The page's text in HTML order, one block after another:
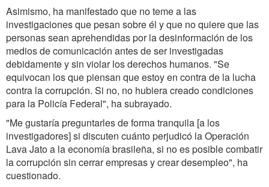
Asimismo, ha manifestado que no teme a las
investigaciones que pesan sobre él y que no quiere que las
personas sean aprehendidas por la desinformación de los
medios de comunicación antes de ser investigadas
debidamente y sin violar los derechos humanos. "Se
equivocan los que piensan que estoy en contra de la lucha
contra la corrupción. Si no, no hubiera creado condiciones
para la Policía Federal", ha subrayado.
"Me gustaría preguntarles de forma tranquila [a los
investigadores] si discuten cuánto perjudicó la Operación
Lava Jato a la economía brasileña, si no es posible combatir
la corrupción sin cerrar empresas y crear desempleo", ha
cuestionado.